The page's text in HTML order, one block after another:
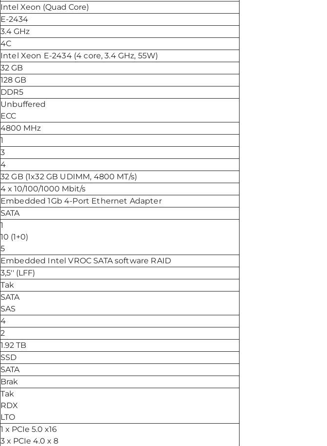
Intel Xeon (Quad Core)
E-2434
3.4 GHz
4C
Intel Xeon E-2434 (4 core, 3.4 GHz, 55W)
32 GB
128 GB
DDR5
Unbuffered
ECC
4800 MHz
1
3
4
32 GB (1x32 GB UDIMM, 4800 MT/s)
4 x 10/100/1000 Mbit/s
Embedded 1Gb 4-Port Ethernet Adapter
SATA
1
10 (1+0)
5
Embedded Intel VROC SATA software RAID
3,5'' (LFF)
Tak
SATA
SAS
4
2
1.92 TB
SSD
SATA
Brak
Tak
RDX
LTO
1 x PCIe 5.0 x16
3 x PCIe 4.0 x 8